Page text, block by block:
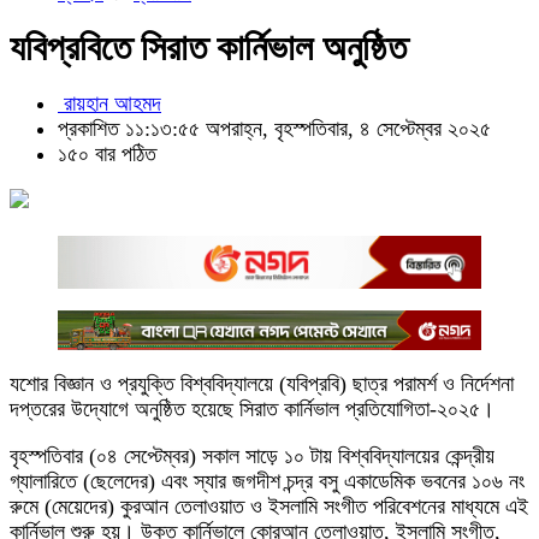
যবিপ্রবিতে সিরাত কার্নিভাল অনুষ্ঠিত
রায়হান আহমদ
প্রকাশিত ১১:১৩:৫৫ অপরাহ্ন, বৃহস্পতিবার, ৪ সেপ্টেম্বর ২০২৫
১৫০ বার পঠিত
যশোর বিজ্ঞান ও প্রযুক্তি বিশ্ববিদ্যালয়ে (যবিপ্রবি) ছাত্র পরামর্শ ও নির্দেশনা
দপ্তরের উদ্যোগে অনুষ্ঠিত হয়েছে সিরাত কার্নিভাল প্রতিযোগিতা-২০২৫।
বৃহস্পতিবার (০৪ সেপ্টেম্বর) সকাল সাড়ে ১০ টায় বিশ্ববিদ্যালয়ের কেন্দ্রীয়
গ্যালারিতে (ছেলেদের) এবং স্যার জগদীশ চন্দ্র বসু একাডেমিক ভবনের ১০৬ নং
রুমে (মেয়েদের) কুরআন তেলাওয়াত ও ইসলামি সংগীত পরিবেশনের মাধ্যমে এই
কার্নিভাল শুরু হয়। উক্ত কার্নিভালে কোরআন তেলাওয়াত, ইসলামি সংগীত,